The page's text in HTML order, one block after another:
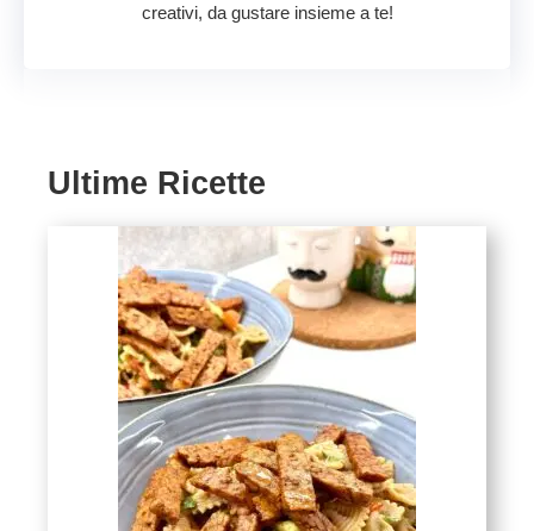
creativi, da gustare insieme a te!
Ultime Ricette